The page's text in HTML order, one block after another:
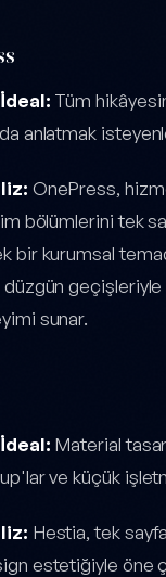
Tüm
anlatmak
OnePress,
bölümlerini tek
bir kurumsal
düzgün geçişleriyle
sunar.
Material
ve küçük
Hestia, tek
estetiğiyle öne